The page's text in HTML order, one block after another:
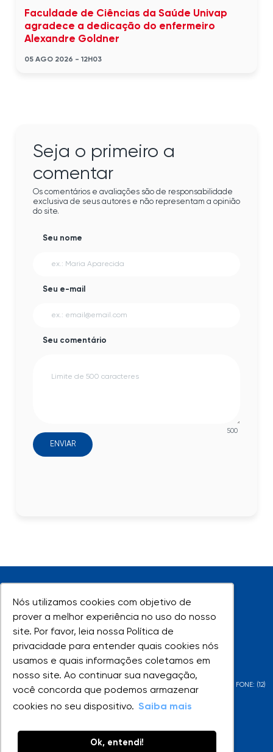
Nós utilizamos cookies com objetivo de
prover a melhor experiência no uso do nosso
site. Por favor, leia nossa Política de
privacidade para entender quais cookies nós
usamos e quais informações coletamos em
nosso site. Ao continuar sua navegação,
você concorda que podemos armazenar
cookies no seu dispositivo. Saiba mais
Ok, entendi!
Nós utilizamos cookies com objetivo de
prover a melhor experiência no uso do nosso
site. Por favor, leia nossa Política de
privacidade para entender quais cookies nós
usamos e quais informações coletamos em
nosso site. Ao continuar sua navegação,
você concorda que podemos armazenar
cookies no seu dispositivo. Saiba mais
Ok, entendi!
Faculdade de Ciências da Saúde Univap
agradece a dedicação do enfermeiro
Alexandre Goldner
05 AGO 2026 - 12H03
Seja o primeiro a
comentar
Os comentários e avaliações são de responsabilidade
exclusiva de seus autores e não representam a opinião
do site.
Seu nome
Seu e-mail
Seu comentário
500
ENVIAR
UNIVAP - Todos os direitos reservados
AV. SHISHIMA HIFUMI, 2911 - URBANOVA - SÃO JOSÉ DOS CAMPOS - SP - FONE: (12)